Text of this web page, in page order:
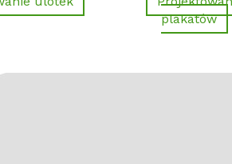
Nad Funduszami
w całości społecznie, dzięki
Rynku Kapitalwego UNFE, na
plakatów